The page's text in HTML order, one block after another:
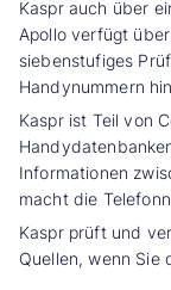
Kaspr auch über
Apollo verfügt
siebenstufiges
Handynummern
Kaspr ist Teil von
Informationen
macht die
Kaspr prüft und
Quellen, wenn Sie